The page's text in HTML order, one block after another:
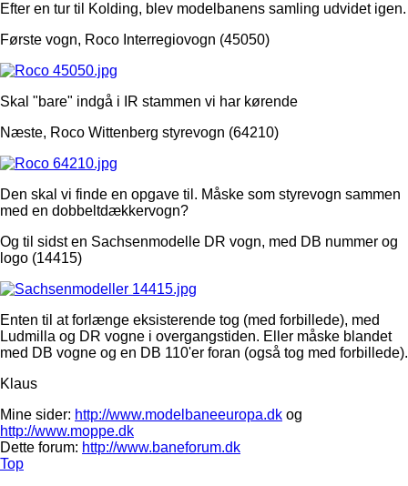
Efter en tur til Kolding, blev modelbanens samling udvidet igen.
Første vogn, Roco Interregiovogn (45050)
Skal "bare" indgå i IR stammen vi har kørende
Næste, Roco Wittenberg styrevogn (64210)
Den skal vi finde en opgave til. Måske som styrevogn sammen
med en dobbeltdækkervogn?
Og til sidst en Sachsenmodelle DR vogn, med DB nummer og
logo (14415)
Enten til at forlænge eksisterende tog (med forbillede), med
Ludmilla og DR vogne i overgangstiden. Eller måske blandet
med DB vogne og en DB 110'er foran (også tog med forbillede).
Klaus
Mine sider: http://www.modelbaneeuropa.dk og
http://www.moppe.dk
Dette forum: http://www.baneforum.dk
Top